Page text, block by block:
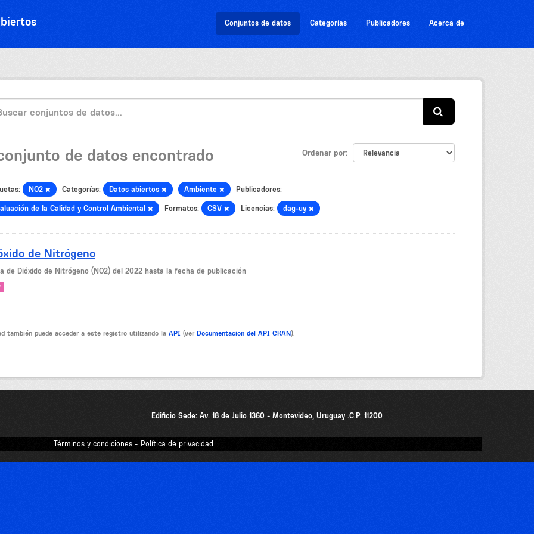
Conjuntos de datos Categorías Publicadores Acerca de
Ordenar por
de datos encontrado
NO2 Categorías: Datos abiertos Ambiente Publicadores:
de la Calidad y Control Ambiental Formatos: CSV Licencias: dag-uy
de Nitrógeno
de Dióxido de Nitrógeno (NO2) del 2022 hasta la fecha de publicación
también puede acceder a este registro utilizando la API (ver Documentacion del API CKAN).
Edificio Sede: Av. 18 de Julio 1360 - Montevideo, Uruguay .C.P. 11200
Términos y condiciones - Política de privacidad